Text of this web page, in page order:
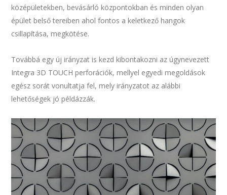
középületekben, bevásárló központokban és minden olyan
épület belső tereiben ahol fontos a keletkező hangok
csillapítása, megkötése.
Továbbá egy új irányzat is kezd kibontakozni az úgynevezett
Integra 3D TOUCH perforációk, mellyel egyedi megoldások
egész sorát vonultatja fel, mely irányzatot az alábbi
lehetőségek jó példázzák.